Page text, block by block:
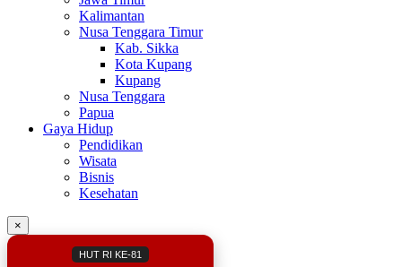
Kalimantan
Nusa Tenggara Timur
Kab. Sikka
Kota Kupang
Kupang
Nusa Tenggara
Papua
Gaya Hidup
Pendidikan
Wisata
Bisnis
Kesehatan
×
HUT RI KE-81